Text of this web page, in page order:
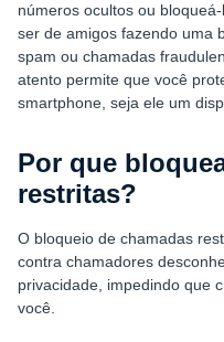
números ocultos ou
ser de amigos fazendo uma
spam ou chamadas
atento permite que você
smartphone, seja ele um
Por que
restritas?
O bloqueio de chamadas
contra chamadores
privacidade, impedindo que
você.